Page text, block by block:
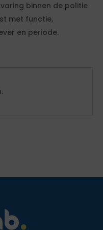
binnen de politie
met functie,
en periode.